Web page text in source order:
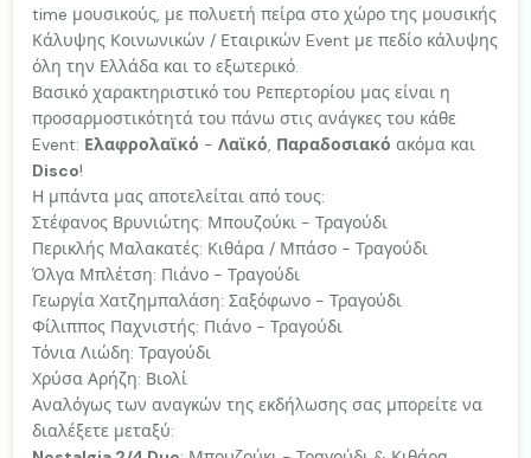
time μουσικούς, με πολυετή πείρα στο χώρο της μουσικής
Κάλυψης Κοινωνικών / Εταιρικών Event με πεδίο κάλυψης
όλη την Ελλάδα και το εξωτερικό.
Βασικό χαρακτηριστικό του Ρεπερτορίου μας είναι η
προσαρμοστικότητά του πάνω στις ανάγκες του κάθε
Event: Ελαφρολαϊκό - Λαϊκό, Παραδοσιακό ακόμα και
Disco!
Η μπάντα μας αποτελείται από τους:
Στέφανος Βρυνιώτης: Μπουζούκι - Τραγούδι
Περικλής Μαλακατές: Κιθάρα / Μπάσο - Τραγούδι
Όλγα Μπλέτση: Πιάνο - Τραγούδι
Γεωργία Χατζημπαλάση: Σαξόφωνο - Τραγούδι
Φίλιππος Παχνιστής: Πιάνο - Τραγούδι
Τόνια Λιώδη: Τραγούδι
Χρύσα Αρήζη: Βιολί
Αναλόγως των αναγκών της εκδήλωσης σας μπορείτε να
διαλέξετε μεταξύ: